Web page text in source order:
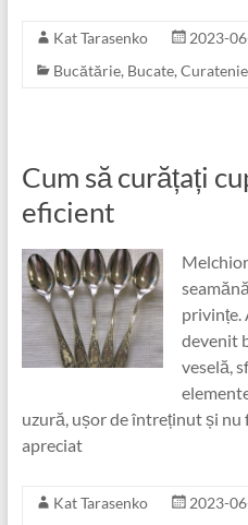
Kat Tarasenko
2023-
Bucătărie, Bucate,
Cum să curățați
eficient
privințe.
devenit
veselă,
uzură, ușor de întreținut și nu
apreciat
Kat Tarasenko
2023-